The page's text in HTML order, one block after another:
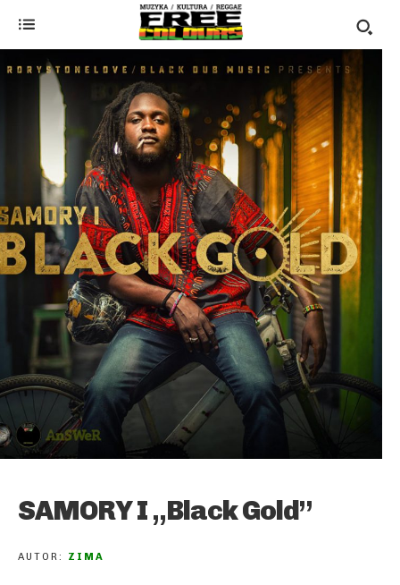
SAMORY I „Black Gold”
AUTOR: ZIMA